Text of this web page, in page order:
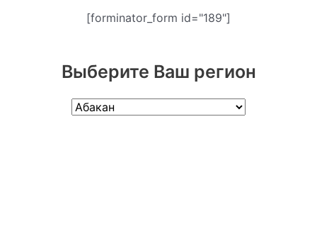
[forminator_form id="189"]
Выберите Ваш регион